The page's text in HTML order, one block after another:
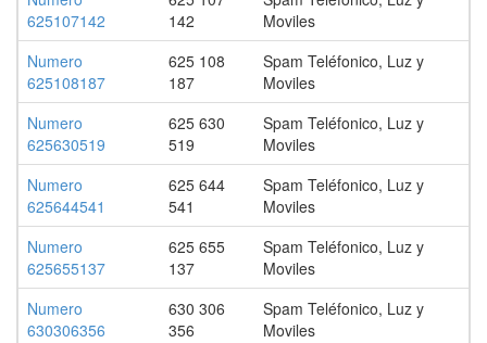
625107142
142
Moviles
Numero
625108187
625 108
187
Spam Teléfonico, Luz y
Moviles
Numero
625630519
625 630
519
Spam Teléfonico, Luz y
Moviles
Numero
625644541
625 644
541
Spam Teléfonico, Luz y
Moviles
Numero
625655137
625 655
137
Spam Teléfonico, Luz y
Moviles
Numero
630306356
630 306
356
Spam Teléfonico, Luz y
Moviles